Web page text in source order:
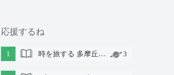
応援するね
1 時を旅する 多摩丘陵 明治元年～｜土曜日の会 第６話 3